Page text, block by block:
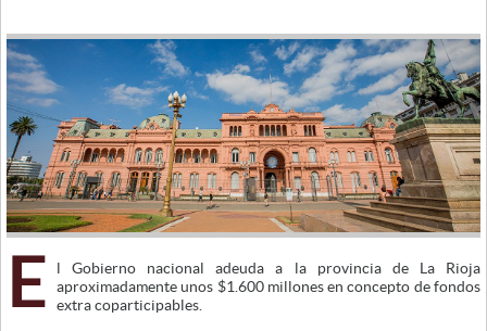
E
l Gobierno nacional adeuda a la provincia de La Rioja
aproximadamente unos $1.600 millones en concepto de fondos
extra coparticipables.